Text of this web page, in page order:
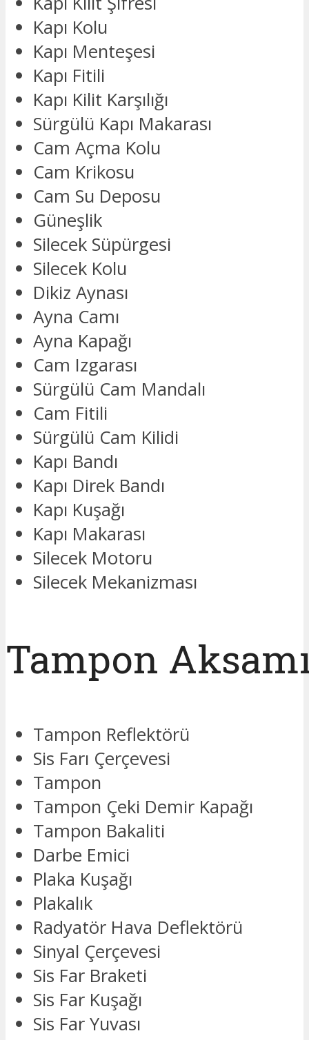
Kapı Kolu
Kapı Menteşesi
Kapı Fitili
Kapı Kilit Karşılığı
Sürgülü Kapı Makarası
Cam Açma Kolu
Cam Krikosu
Cam Su Deposu
Güneşlik
Silecek Süpürgesi
Silecek Kolu
Dikiz Aynası
Ayna Camı
Ayna Kapağı
Cam Izgarası
Sürgülü Cam Mandalı
Cam Fitili
Sürgülü Cam Kilidi
Kapı Bandı
Kapı Direk Bandı
Kapı Kuşağı
Kapı Makarası
Silecek Motoru
Silecek Mekanizması
Tampon
Tampon Reflektörü
Sis Farı Çerçevesi
Tampon
Tampon Çeki Demir Kapağı
Tampon Bakaliti
Darbe Emici
Plaka Kuşağı
Plakalık
Radyatör Hava Deflektörü
Sinyal Çerçevesi
Sis Far Braketi
Sis Far Kuşağı
Sis Far Yuvası